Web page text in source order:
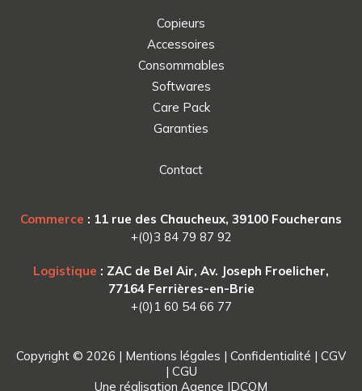
Copieurs
Accessoires
Consommables
Softwares
Care Pack
Garanties
Contact
Commerce : 11 rue des Chaucheux, 39100 Foucherans
+(0)3 84 79 87 92
Logistique : ZAC de Bel Air, Av. Joseph Froelicher,
77164 Ferrières-en-Brie
+(0)1 60 54 66 77
Copyright © 2026 | Mentions légales | Confidentialité | CGV
| CGU
Une réalisation Agence IDCOM